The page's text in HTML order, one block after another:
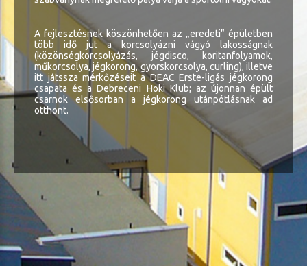
A fejlesztésnek köszönhetően az „eredeti” épületben
több idő jut a korcsolyázni vágyó lakosságnak
(közönségkorcsolyázás, jégdisco, koritanfolyamok,
műkorcsolya, jégkorong, gyorskorcsolya, curling), illetve
itt játssza mérkőzéseit a DEAC Erste-ligás jégkorong
csapata és a Debreceni Hoki Klub; az újonnan épült
csarnok elsősorban a jégkorong utánpótlásnak ad
otthont.